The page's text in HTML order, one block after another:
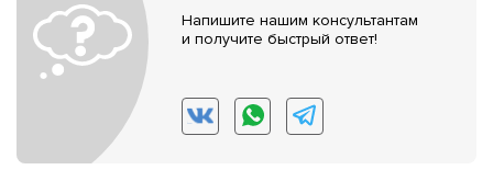
Напишите нашим консультантам
и получите быстрый ответ!